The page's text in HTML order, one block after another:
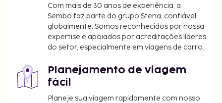
Com mais de 30 anos de experiência, a
Sembo faz parte do grupo Stena, confiável
globalmente. Somos reconhecidos por nossa
expertise e apoiados por acreditações líderes
do setor, especialmente em viagens de carro.
Planejamento de viagem
fácil
Planeje sua viagem rapidamente com nosso